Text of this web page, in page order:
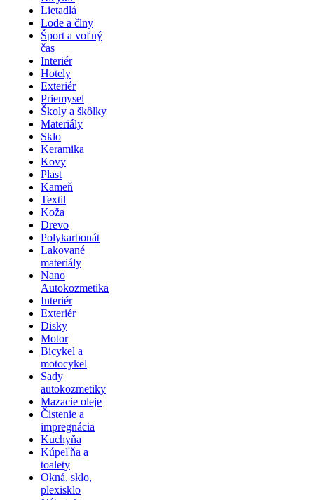
Lietadlá
Lode a člny
Šport a voľný
čas
Interiér
Hotely
Exteriér
Priemysel
Školy a škôlky
Materiály
Sklo
Keramika
Kovy
Plast
Kameň
Textil
Koža
Drevo
Polykarbonát
Lakované
materiály
Nano
Autokozmetika
Interiér
Exteriér
Disky
Motor
Bicykel a
motocykel
Sady
autokozmetiky
Mazacie oleje
Čistenie a
impregnácia
Kuchyňa
Kúpeľňa a
toalety
Okná, sklo,
plexisklo